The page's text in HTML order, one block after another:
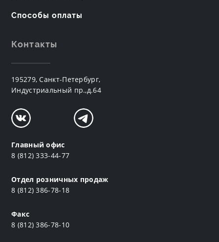
Способы оплаты
Контакты
195279, Санкт-Петербург,
Индустриальный пр.,д.64
Главный офис
8 (812) 333-44-77
Отдел розничных продаж
8 (812) 386-78-18
Факс
8 (812) 386-78-10